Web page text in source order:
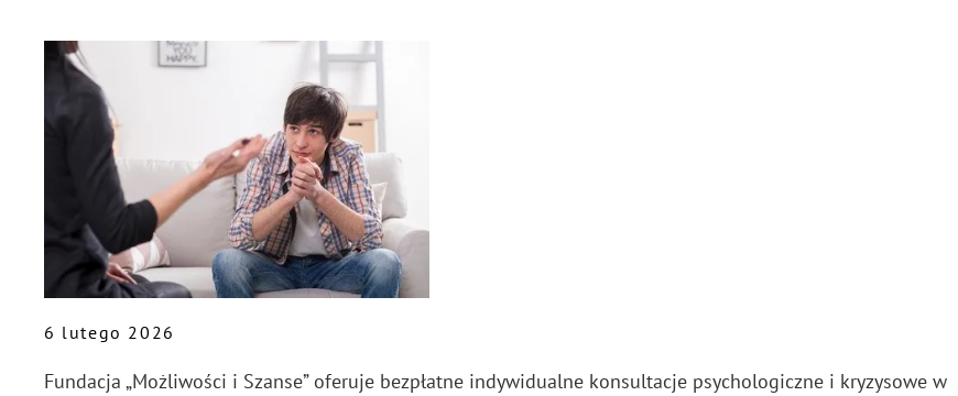
6 lutego 2026
Fundacja „Możliwości i Szanse” oferuje bezpłatne indywidualne konsultacje psychologiczne i kryzysowe w